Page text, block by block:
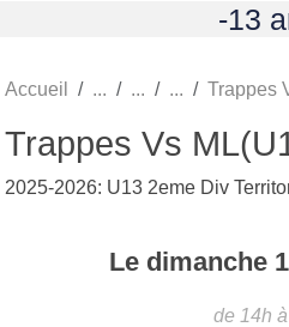
-13
Accueil Trappes
Trappes Vs
2025-2026: U13 2eme Div
Le dimanche
de 14h